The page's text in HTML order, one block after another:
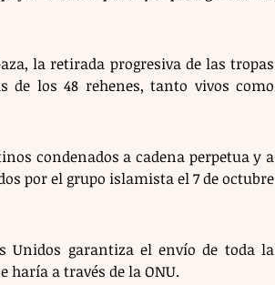
la retirada progresiva de las tropas
de los 48 rehenes, tanto vivos como
condenados a cadena perpetua y a
por el grupo islamista el 7 de octubre
Unidos garantiza el envío de toda la
a través de la ONU.